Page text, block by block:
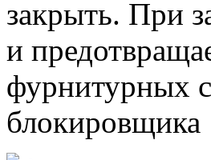
закрыть. При
и
фурнитурных